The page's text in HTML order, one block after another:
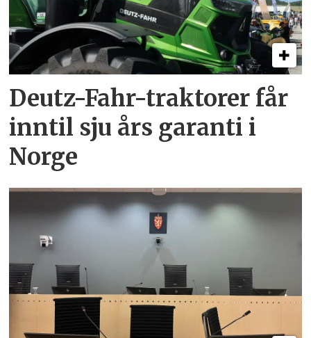
Deutz-Fahr-traktorer får
inntil sju års garanti i
Norge